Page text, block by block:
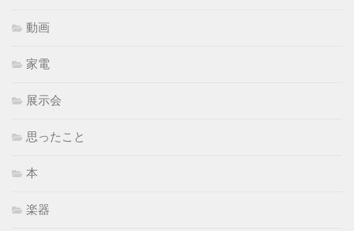
動画
家電
展示会
思ったこと
本
楽器